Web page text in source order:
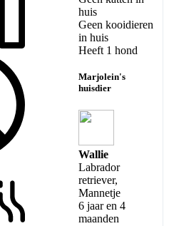
huis
Geen kooidieren
in huis
Heeft 1 hond
Marjolein's
huisdier
Wallie
Labrador
retriever,
Mannetje
6 jaar en 4
maanden